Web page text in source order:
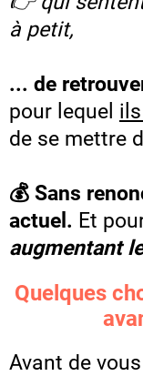
à petit,
... de
pour lequel
de se mettre
💰 Sans
actuel. Et
augmentant
Quelques
Avant de